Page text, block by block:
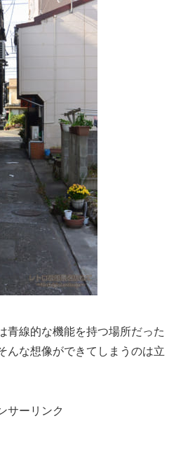
青線的な機能を持つ場所だった
んな想像ができてしまうのは立
サーリンク